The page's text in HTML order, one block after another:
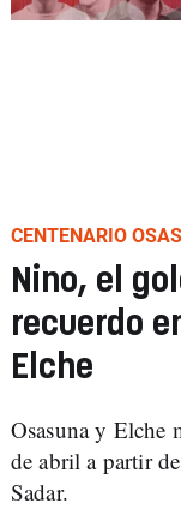
CENTENARIO
Nino, el
recuerdo
Elche
Osasuna y Elche
de abril a partir
Sadar.